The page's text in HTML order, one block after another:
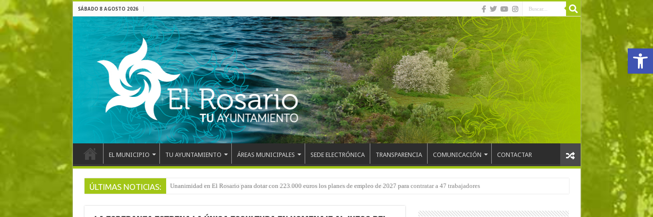
Abrir
SÁBADO 8 AGOSTO 2026
EL MUNICIPIO TU AYUNTAMIENTO ÁREAS MUNICIPALES SEDE ELECTRÓNICA TRANSPARENCIA COMUNICACIÓN CONTACTAR
ÚLTIMAS NOTICIAS: Arranca la reforma del CEIP San Isidro con las demoliciones para la instalación del ascensor